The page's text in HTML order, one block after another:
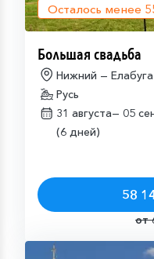
Осталось менее
Большая свадьба
Нижний —
Русь
31 августа— 05
(6 дней)
58
от